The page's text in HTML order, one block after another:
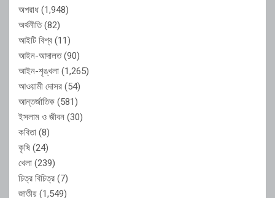
অপরাধ (1,948)
অর্থনীতি(82)
আইটি বিশ্ব (11)
আইন-আদালত(90)
আইন-শৃঙ্খলা (1,265)
আওয়ামী দোসর (54)
আন্তর্জাতিক (581)
ইসলাম ও জীবন (30)
কবিতা (8)
কৃষি (24)
খেলা (239)
চিত্র বিচিত্র (7)
জাতীয় (1,549)